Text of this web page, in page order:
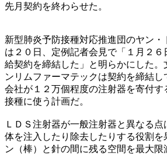
先月契約を終わらせた。
新型肺炎予防接種対応推進団のヤン
は２０日、定例記者会見で「１月２
給契約を締結した」と明らかにした
ンリムファーマテックは契約を締結
会社が１２万個程度の注射器を寄付す
接種に使う計画だ。
ＬＤＳ注射器が一般注射器と異なる
体を注入したり除去したりする役割を
ン（棒）と針の間に残る空間を最大